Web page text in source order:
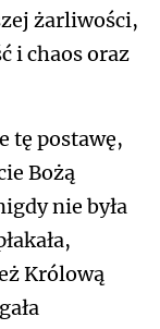
żarliwości,
i chaos oraz
tę postawę,
Bożą
nie była
Królową